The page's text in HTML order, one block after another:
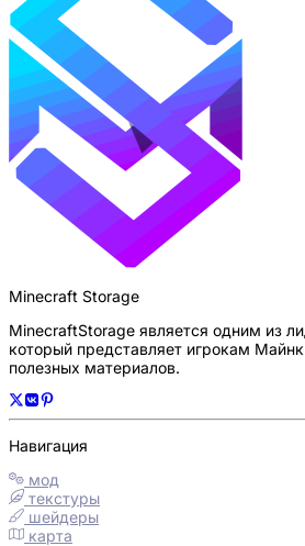
Minecraft Storage
MinecraftStorage является одним из
который представляет игрокам
полезных материалов.
Навигация
мод
текстуры
шейдеры
карта